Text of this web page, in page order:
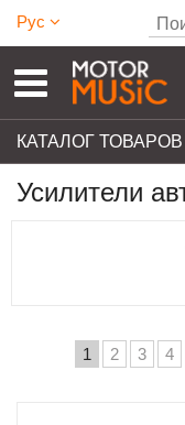
Рус
КАТАЛОГ ТОВАРОВ
Усилители
1 2 3 4